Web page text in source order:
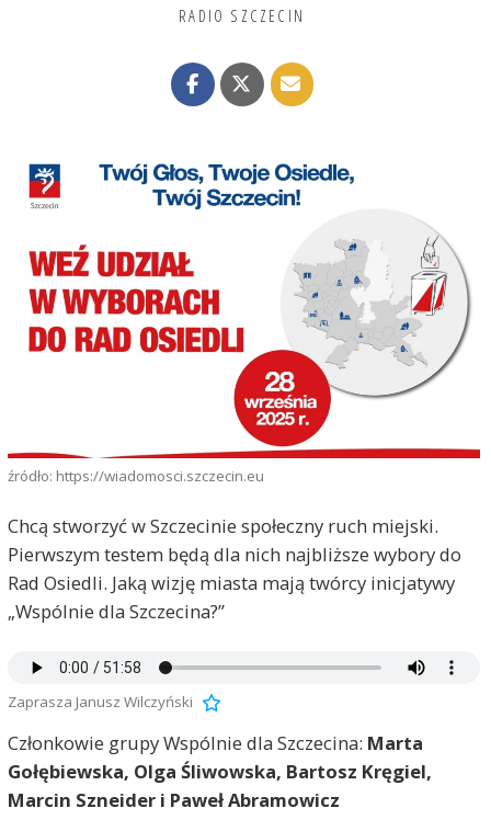
RADIO SZCZECIN
źródło: https://wiadomosci.szczecin.eu
Chcą stworzyć w Szczecinie społeczny ruch miejski.
Pierwszym testem będą dla nich najbliższe wybory do
Rad Osiedli. Jaką wizję miasta mają twórcy inicjatywy
„Wspólnie dla Szczecina?”
Zaprasza Janusz Wilczyński
Członkowie grupy Wspólnie dla Szczecina: Marta
Gołębiewska, Olga Śliwowska, Bartosz Kręgiel,
Marcin Szneider i Paweł Abramowicz